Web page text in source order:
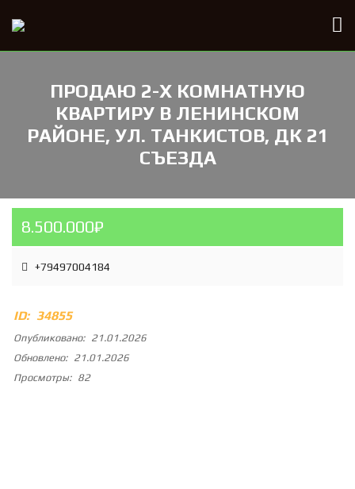
ПРОДАЮ 2-Х КОМНАТНУЮ
КВАРТИРУ В ЛЕНИНСКОМ
РАЙОНЕ, УЛ. ТАНКИСТОВ, ДК 21
СЪЕЗДА
8.500.000₽
+79497004184
ID: 34855
Опубликовано: 21.01.2026
Обновлено: 21.01.2026
Просмотры: 82